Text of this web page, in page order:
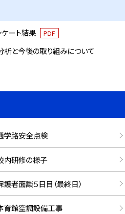
ート結果 PDF
析と今後の取り組みについて
学路安全点検
内研修の様子
者面談５日目（最終日）
育館空調設備工事